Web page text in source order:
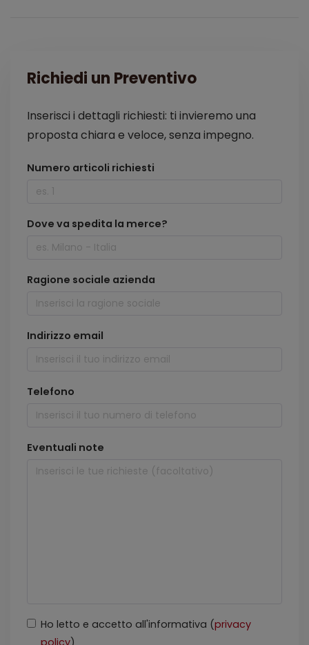
Richiedi un Preventivo
Inserisci i dettagli richiesti: ti invieremo una
proposta chiara e veloce, senza impegno.
Numero articoli richiesti
Dove va spedita la merce?
Ragione sociale azienda
Indirizzo email
Telefono
Eventuali note
Ho letto e accetto all'informativa (privacy
policy)